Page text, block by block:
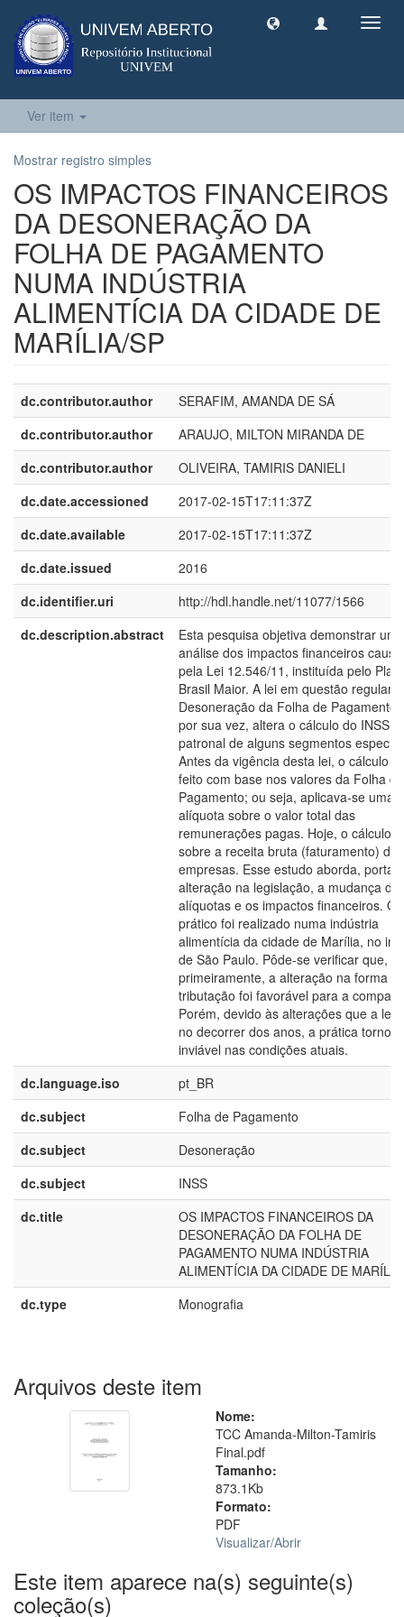
Ver item
Mostrar registro simples
OS IMPACTOS FINANCEIROS
DA DESONERAÇÃO DA
FOLHA DE PAGAMENTO
NUMA INDÚSTRIA
ALIMENTÍCIA DA CIDADE DE
MARÍLIA/SP
dc.contributor.author
SERAFIM, AMANDA DE SÁ
dc.contributor.author
ARAUJO, MILTON MIRANDA DE
dc.contributor.author
OLIVEIRA, TAMIRIS DANIELI
dc.date.accessioned
2017-02-15T17:11:37Z
dc.date.available
2017-02-15T17:11:37Z
dc.date.issued
2016
dc.identifier.uri
http://hdl.handle.net/11077/1566
dc.description.abstract
Esta pesquisa objetiva demonstrar uma
análise dos impactos financeiros
pela Lei 12.546/11, instituída pelo
Brasil Maior. A lei em questão
Desoneração da Folha de
por sua vez, altera o cálculo do INSS
patronal de alguns segmentos
Antes da vigência desta lei, o cálculo
feito com base nos valores da Folha de
Pagamento; ou seja, aplicava-se uma
alíquota sobre o valor total das
remunerações pagas. Hoje, o cálculo
sobre a receita bruta (faturamento) das
empresas. Esse estudo aborda,
alteração na legislação, a mudança
alíquotas e os impactos financeiros. O
prático foi realizado numa indústria
alimentícia da cidade de Marília, no
de São Paulo. Pôde-se verificar que,
primeiramente, a alteração na forma
tributação foi favorável para a
Porém, devido às alterações que a lei
no decorrer dos anos, a prática
inviável nas condições atuais.
dc.language.iso
pt_BR
dc.subject
Folha de Pagamento
dc.subject
Desoneração
dc.subject
INSS
dc.title
OS IMPACTOS FINANCEIROS DA
DESONERAÇÃO DA FOLHA DE
PAGAMENTO NUMA INDÚSTRIA
ALIMENTÍCIA DA CIDADE DE
dc.type
Monografia
Arquivos deste item
Nome:
TCC Amanda-Milton-Tamiris
Final.pdf
Tamanho:
873.1Kb
Formato:
PDF
Visualizar/Abrir
Este item aparece na(s) seguinte(s)
coleção(s)